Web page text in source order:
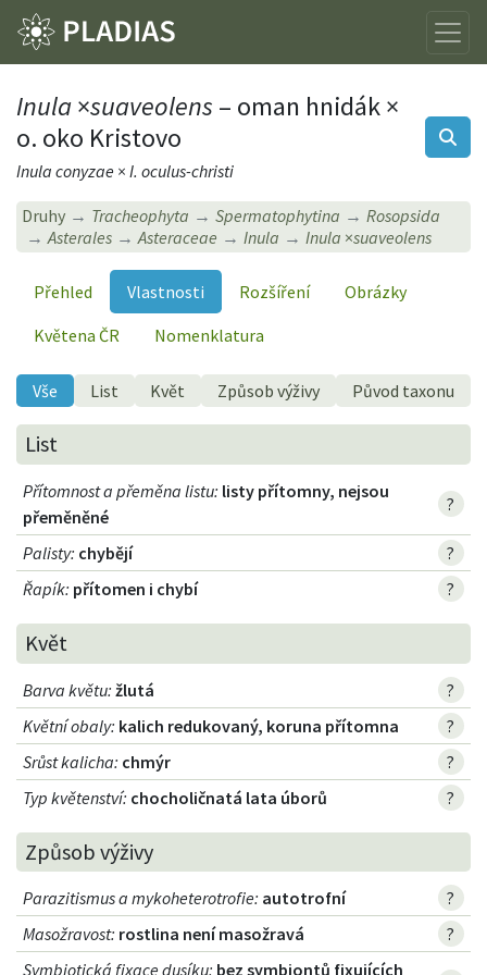
Inula×suaveolens – oman hnidák ×
o. oko Kristovo
Inula conyzae × I. oculus-christi
Druhy Tracheophyta Spermatophytina
Rosopsida
Asterales
Asteraceae Inula Inula ×suaveolens
Přehled Vlastnosti Rozšíření
Obrázky
Květena ČR
Nomenklatura
Vše List Květ Způsob výživy Původ taxonu
List
Přítomnost a přeměna listu: listy přítomny, nejsou
přeměněné
?
Palisty: chybějí
?
Řapík: přítomen i chybí ?
Květ
Barva květu: žlutá
?
Květní obaly: kalich redukovaný, koruna přítomna
?
Srůst kalicha: chmýr
?
Typ květenství: chocholičnatá lata úborů ?
Způsob výživy
Parazitismus a mykoheterotrofie: autotrofní
?
Masožravost: rostlina není masožravá
?
Symbiotická fixace dusíku: bez symbiontů fixujících